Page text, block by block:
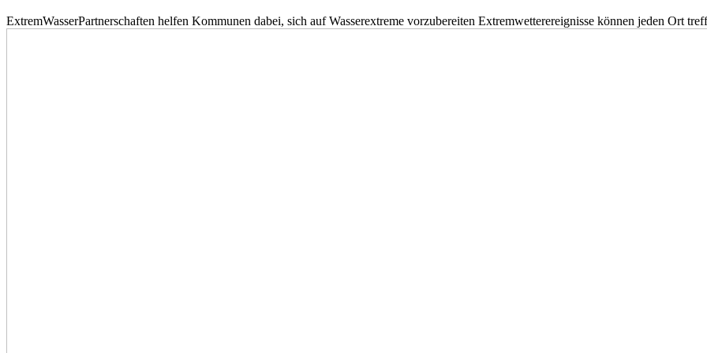
ExtremWasserPartnerschaften helfen Kommunen dabei, sich auf Wasserextreme vorzubereiten Extremwetterereignisse können jeden Ort